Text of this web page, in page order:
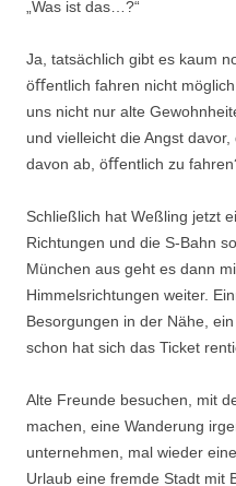
„Was ist das…?“
Ja, tatsächlich gibt es kaum
öﬀentlich fahren nicht
uns nicht nur alte
und vielleicht die Angst
davon ab, öﬀentlich zu
Schließlich hat Weßling jetzt
Richtungen und die S-Bahn
München aus geht es dann
Himmelsrichtungen weiter.
Besorgungen in der Nähe,
schon hat sich das Ticket
Alte Freunde besuchen, mit
machen, eine Wanderung
unternehmen, mal wieder
Urlaub eine fremde Stadt mit